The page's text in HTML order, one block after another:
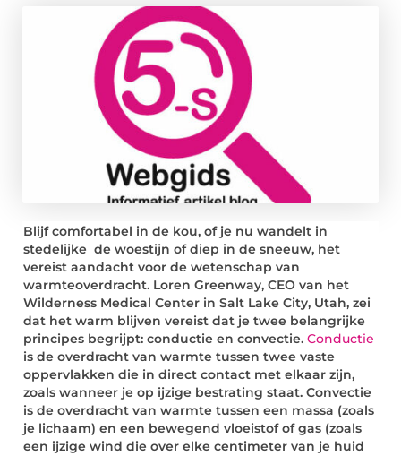
Blijf comfortabel in de kou, of je nu wandelt in
stedelijke de woestijn of diep in de sneeuw, het
vereist aandacht voor de wetenschap van
warmteoverdracht. Loren Greenway, CEO van het
Wilderness Medical Center in Salt Lake City, Utah, zei
dat het warm blijven vereist dat je twee belangrijke
principes begrijpt: conductie en convectie. Conductie
is de overdracht van warmte tussen twee vaste
oppervlakken die in direct contact met elkaar zijn,
zoals wanneer je op ijzige bestrating staat. Convectie
is de overdracht van warmte tussen een massa (zoals
je lichaam) en een bewegend vloeistof of gas (zoals
een ijzige wind die over elke centimeter van je huid